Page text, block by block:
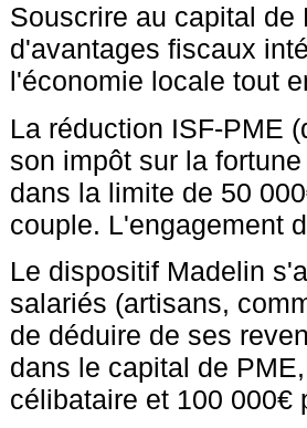
Souscrire au capital
d'avantages fiscaux
l'économie locale tout
La réduction ISF-PME
son impôt sur la
dans la limite de 50
couple. L'engagement
Le dispositif Madelin
salariés (artisans,
de déduire de ses
dans le capital de
célibataire et 100 000€